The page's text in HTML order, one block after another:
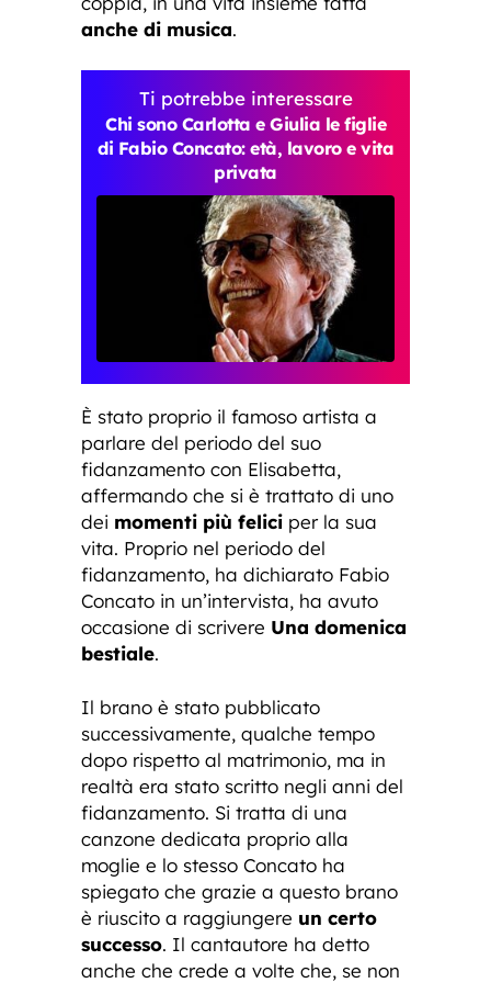
anche di musica.
Ti potrebbe interessare
Chi sono Carlotta e Giulia le figlie
di Fabio Concato: età, lavoro e vita
privata
È stato proprio il famoso artista a
parlare del periodo del suo
fidanzamento con Elisabetta,
affermando che si è trattato di uno
dei momenti più felici per la sua
vita. Proprio nel periodo del
fidanzamento, ha dichiarato Fabio
Concato in un’intervista, ha avuto
occasione di scrivere Una domenica
bestiale.
Il brano è stato pubblicato
successivamente, qualche tempo
dopo rispetto al matrimonio, ma in
realtà era stato scritto negli anni del
fidanzamento. Si tratta di una
canzone dedicata proprio alla
moglie e lo stesso Concato ha
spiegato che grazie a questo brano
è riuscito a raggiungere un certo
successo. Il cantautore ha detto
anche che crede a volte che, se non